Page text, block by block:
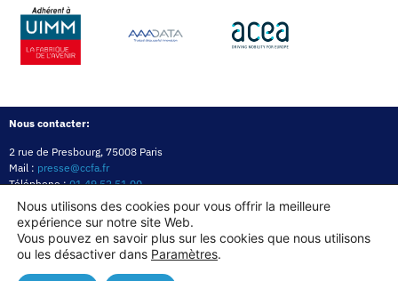
Nous contacter:
2 rue de Presbourg, 75008 Paris
Mail : presse@ccfa.fr
Téléphone :01 49 52 51 00
Réseau :
LinkedIn
Politique de confidentialitéMentions légalesPolitique des cookies
Nous utilisons des cookies pour vous offrir la meilleure
expérience sur notre site Web.
Vous pouvez en savoir plus sur les cookies que nous utilisons
ou les désactiver dans Paramètres.